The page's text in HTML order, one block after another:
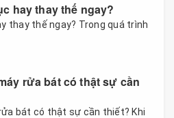
hay thay thế ngay?
thay thế ngay? Trong quá trình
rửa bát có thật sự cần
bát có thật sự cần thiết? Khi